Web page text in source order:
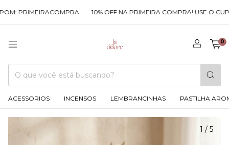
PRIMEIRACOMPRA 10% OFF NA PRIMEIRA COMPRA! USE O
0
ACESSORIOS INCENSOS LEMBRANCINHAS PASTILHA
1 / 5